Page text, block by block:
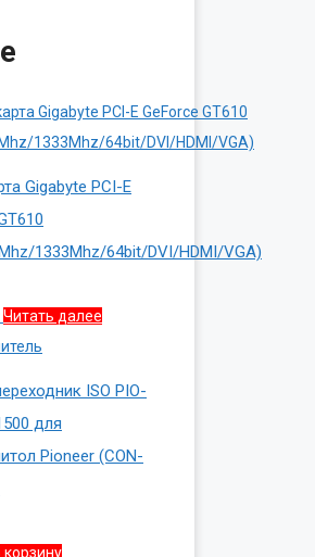
Gigabyte PCI-E
1333Mhz/64bit/DVI/HDMI/VGA)
Читать далее
ISO PIO-
для
Pioneer (CON-
корзину